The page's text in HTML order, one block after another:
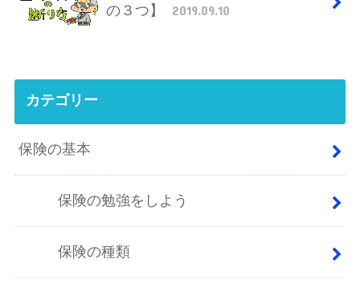
の３つ】
2019.09.10
カテゴリー
保険の基本
保険の勉強をしよう
保険の種類